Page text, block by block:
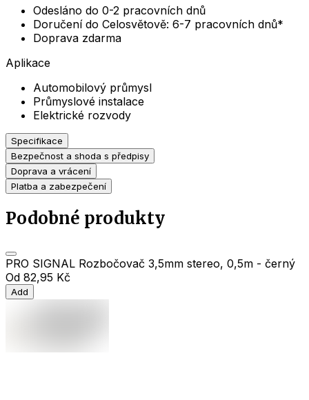
Odesláno do 0-2 pracovních dnů
Doručení do Celosvětově: 6-7 pracovních dnů*
Doprava zdarma
Aplikace
Automobilový průmysl
Průmyslové instalace
Elektrické rozvody
Specifikace
Bezpečnost a shoda s předpisy
Doprava a vrácení
Platba a zabezpečení
Podobné produkty
PRO SIGNAL Rozbočovač 3,5mm stereo, 0,5m - černý
Od 82,95 Kč
Add